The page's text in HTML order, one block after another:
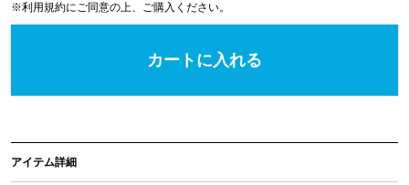
※利用規約にご同意の上、ご購入ください。
カートに入れる
アイテム詳細